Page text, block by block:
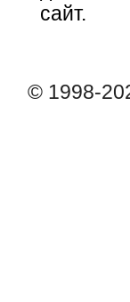
сайт.
© 1998-